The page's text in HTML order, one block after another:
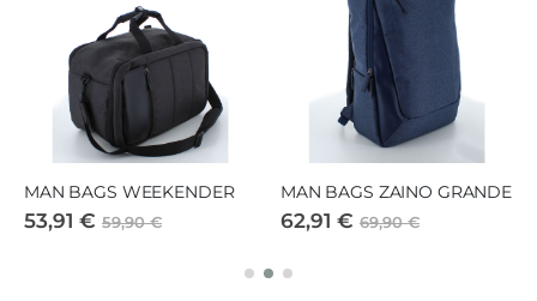
MAN BAGS WEEKENDER
53,91 € 59,90 €
MAN BAGS ZAINO GRANDE
62,91 € 69,90 €